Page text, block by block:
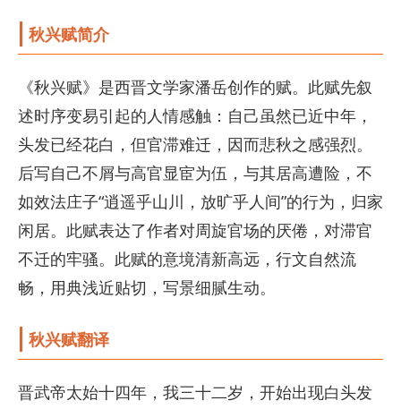
秋兴赋简介
《秋兴赋》是西晋文学家潘岳创作的赋。此赋先叙
述时序变易引起的人情感触：自己虽然已近中年，
头发已经花白，但官滞难迁，因而悲秋之感强烈。
后写自己不屑与高官显宦为伍，与其居高遭险，不
如效法庄子“逍遥乎山川，放旷乎人间”的行为，归家
闲居。此赋表达了作者对周旋官场的厌倦，对滞官
不迁的牢骚。此赋的意境清新高远，行文自然流
畅，用典浅近贴切，写景细腻生动。
秋兴赋翻译
晋武帝太始十四年，我三十二岁，开始出现白头发